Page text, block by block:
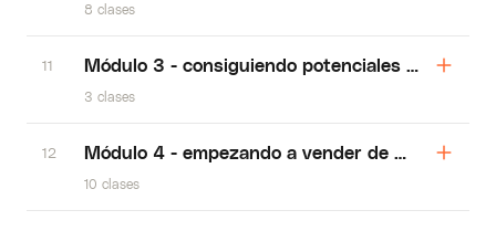
8 clases
11 Módulo 3 - consiguiendo potenciales
3 clases
12 Módulo 4 - empezando a vender de manera
10 clases